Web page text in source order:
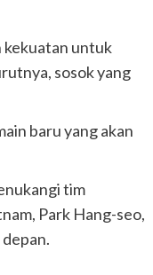
kekuatan untuk
sosok yang
baru yang akan
tim
Park Hang-seo,